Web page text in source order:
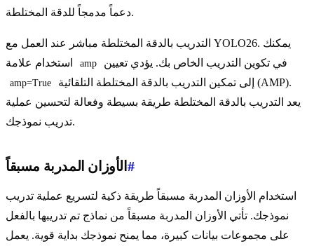
دعماً مدمجاً للدقة المختلطة.
التدريب بالدقة المختلطة مباشر عند العمل مع YOLO26. يمكنك
amp في تكوين التدريب الخاص بك. يؤدي تعيين
amp=True
يعد التدريب بالدقة المختلطة طريقة بسيطة وفعالة لتحسين عملية
تدريب نموذجك.
الأوزان المدربة مسبقاً #
استخدام الأوزان المدربة مسبقاً طريقة ذكية لتسريع عملية تدريب
نموذجك. تأتي الأوزان المدربة مسبقاً من نماذج تم تدريبها بالفعل
على مجموعات بيانات كبيرة، مما يمنح نموذجك بداية قوية. يعمل